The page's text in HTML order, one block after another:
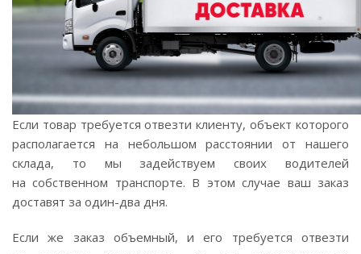
Если товар требуется отвезти клиенту, объект которого
располагается на небольшом расстоянии от нашего
склада, то мы задействуем своих водителей
на собственном транспорте. В этом случае ваш заказ
доставят за один-два дня.
Если же заказ объемный, и его требуется отвезти